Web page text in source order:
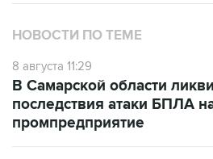
НОВОСТИ ПО ТЕМЕ
8 августа 11:29
В Самарской области
последствия атаки БПЛА
промпредприятие